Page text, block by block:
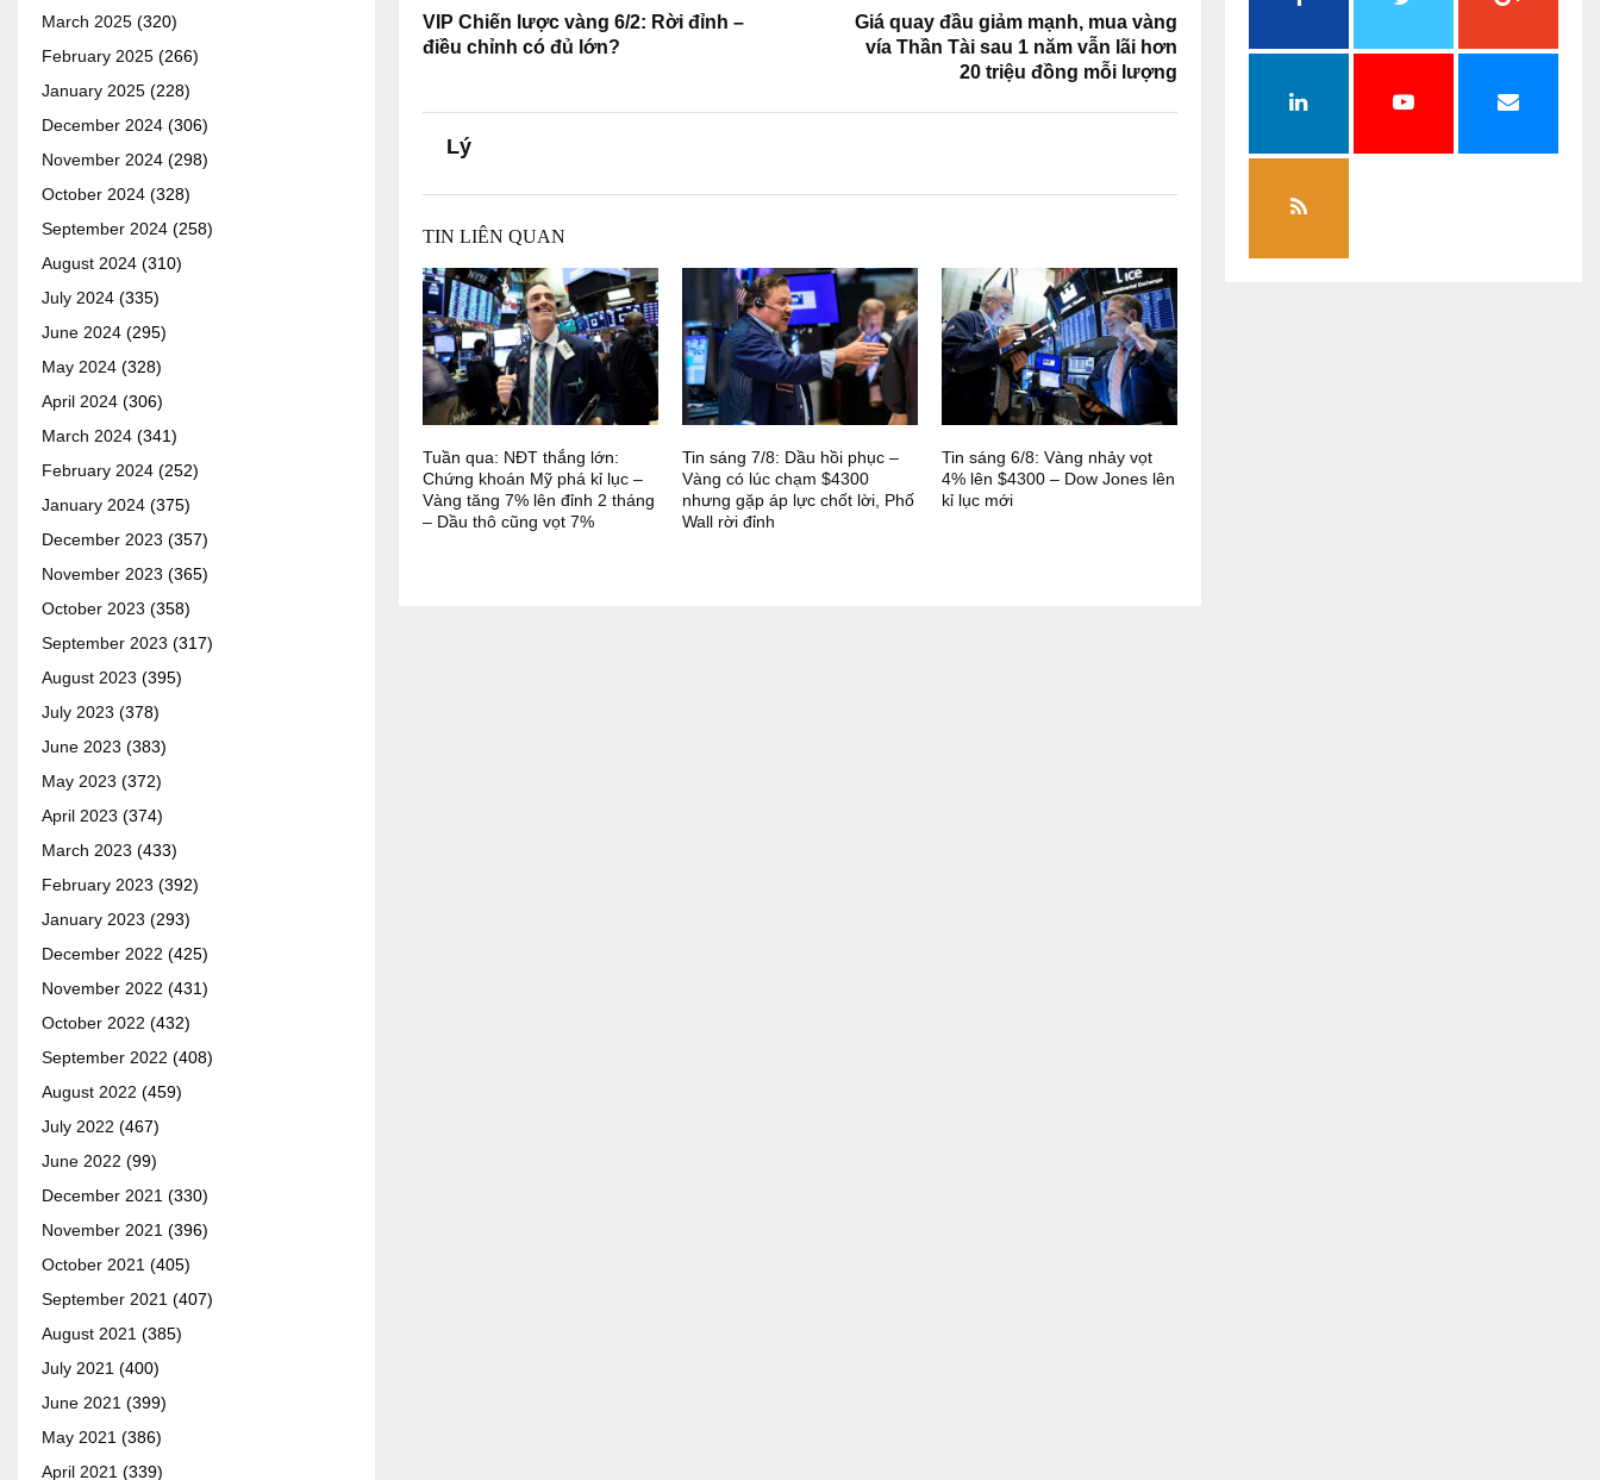
VIP Chiến lược vàng 6/2: Rời đỉnh –
điều chỉnh có đủ lớn?
Giá quay đầu giảm mạnh, mua vàng
vía Thần Tài sau 1 năm vẫn lãi hơn
20 triệu đồng mỗi lượng
Lý
TIN LIÊN QUAN
Tuần qua: NĐT thắng lớn:
Chứng khoán Mỹ phá kỉ lục –
Vàng tăng 7% lên đỉnh 2 tháng
– Dầu thô cũng vọt 7%
Tin sáng 7/8: Dầu hồi phục –
Vàng có lúc chạm $4300
nhưng gặp áp lực chốt lời, Phố
Wall rời đỉnh
Tin sáng 6/8: Vàng nhảy vọt
4% lên $4300 – Dow Jones lên
kỉ lục mới
March 2025 (320)
February 2025 (266)
January 2025 (228)
December 2024 (306)
November 2024 (298)
October 2024 (328)
September 2024 (258)
August 2024 (310)
July 2024 (335)
June 2024 (295)
May 2024 (328)
April 2024 (306)
March 2024 (341)
February 2024 (252)
January 2024 (375)
December 2023 (357)
November 2023 (365)
October 2023 (358)
September 2023 (317)
August 2023 (395)
July 2023 (378)
June 2023 (383)
May 2023 (372)
April 2023 (374)
March 2023 (433)
February 2023 (392)
January 2023 (293)
December 2022 (425)
November 2022 (431)
October 2022 (432)
September 2022 (408)
August 2022 (459)
July 2022 (467)
June 2022 (99)
December 2021 (330)
November 2021 (396)
October 2021 (405)
September 2021 (407)
August 2021 (385)
July 2021 (400)
June 2021 (399)
May 2021 (386)
April 2021 (339)